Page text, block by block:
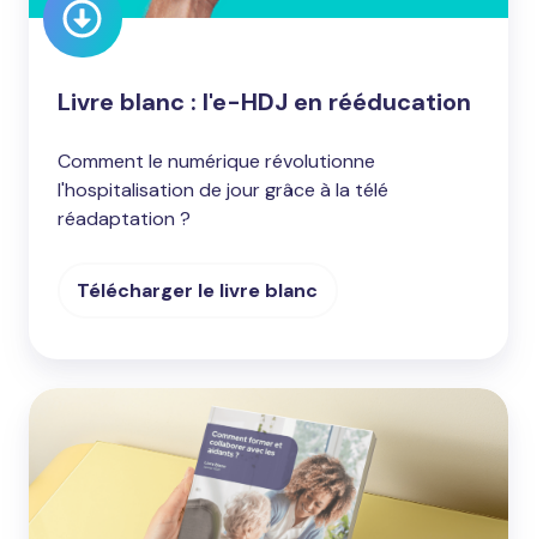
Livre blanc : l'e-HDJ en rééducation
Comment le numérique révolutionne
l'hospitalisation de jour grâce à la télé
réadaptation ?
Télécharger le livre blanc
Livre
blanc
les